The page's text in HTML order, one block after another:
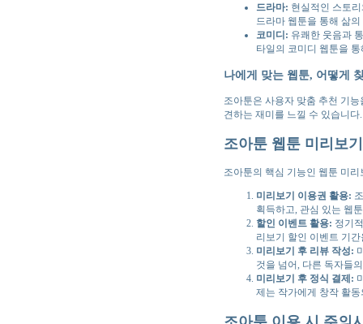
드라마: 현실적인 스토
드라마 웹툰을 통해 삶
코미디: 유쾌한 웃음과
타일의 코미디 웹툰을
나에게 맞는 웹툰, 어떻게
조아툰은 사용자 맞춤 추천 기
견하는 재미를 느낄 수 있습니
조아툰 웹툰 미리보
조아툰의 핵심 기능인 웹툰 미
미리보기 이용권 활용:
획득하고, 관심 있는 웹
할인 이벤트 활용: 정기
리보기 할인 이벤트 기
미리보기 후 리뷰 작성:
것을 넘어, 다른 독자들
미리보기 후 정식 결제:
제는 작가에게 창작 활